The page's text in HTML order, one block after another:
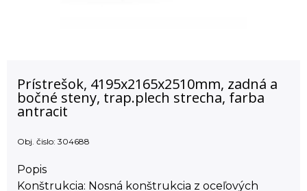
Prístrešok, 4195x2165x2510mm, zadná a
bočné steny, trap.plech strecha, farba
antracit
Obj. čislo: 304688
Popis
Konštrukcia: Nosná konštrukcia z oceľových